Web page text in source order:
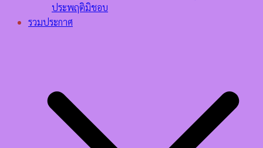
ประพฤติมิชอบ
รวมประกาศ